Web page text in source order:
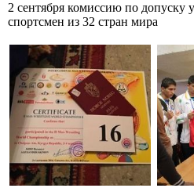
2 сентября комиссию по допуску
спортсмен из 32 стран мира